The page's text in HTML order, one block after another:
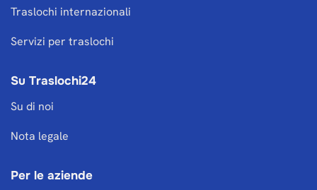
Traslochi internazionali
Servizi per traslochi
Su Traslochi24
Su di noi
Nota legale
Per le aziende